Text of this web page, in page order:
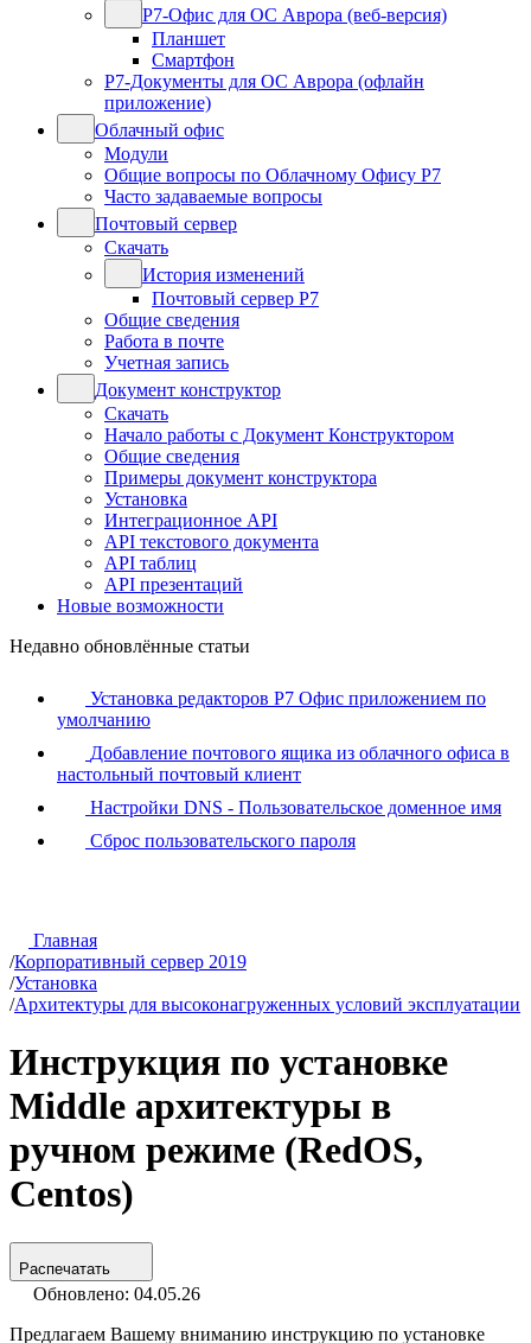
Р7-Офис для ОС Аврора (веб-версия)
Планшет
Смартфон
Р7-Документы для ОС Аврора (офлайн
приложение)
Облачный офис
Модули
Общие вопросы по Облачному Офису Р7
Часто задаваемые вопросы
Почтовый сервер
Скачать
История изменений
Почтовый сервер Р7
Общие сведения
Работа в почте
Учетная запись
Документ конструктор
Скачать
Начало работы с Документ Конструктором
Общие сведения
Примеры документ конструктора
Установка
Интеграционное API
API текстового документа
API таблиц
API презентаций
Новые возможности
Недавно обновлённые статьи
Установка редакторов Р7 Офис приложением по
умолчанию
Добавление почтового ящика из облачного офиса в
настольный почтовый клиент
Настройки DNS - Пользовательское доменное имя
Сброс пользовательского пароля
Главная
/Корпоративный сервер 2019
/Установка
/Архитектуры для высоконагруженных условий эксплуатации
Инструкция по установке
Middle архитектуры в
ручном режиме (RedOS,
Centos)
Распечатать
Обновлено: 04.05.26
Предлагаем Вашему вниманию инструкцию по установке